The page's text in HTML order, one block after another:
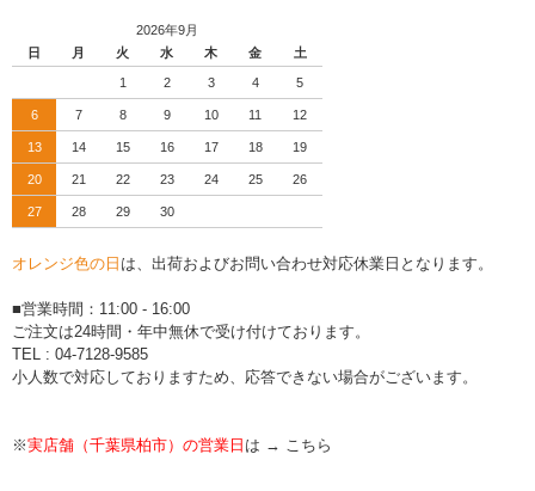
2026年9月
日
月 火 水 木 金 土
1 2 3 4 5
6 7 8 9 10 11 12
13 14 15 16 17 18 19
20 21 22 23 24 25 26
27 28 29 30
オレンジ色の日 は、出荷およびお問い合わせ対応休業日となります。
■営業時間：11:00 - 16:00
ご注文は24時間・年中無休で受け付けております。
TEL : 04-7128-9585
小人数で対応しておりますため、応答できない場合がございます。
※実店舗（千葉県柏市）の営業日 は → こちら